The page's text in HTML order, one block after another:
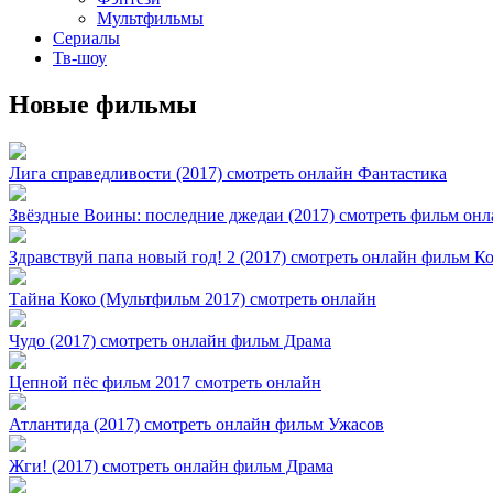
Мультфильмы
Сериалы
Тв-шоу
Новые фильмы
Лига справедливости (2017) смотреть онлайн Фантастика
Звёздные Воины: последние джедаи (2017) смотреть фильм
Здравствуй папа новый год! 2 (2017) смотреть онлайн фильм
Тайна Коко (Мультфильм 2017) смотреть онлайн
Чудо (2017) смотреть онлайн фильм Драма
Цепной пёс фильм 2017 смотреть онлайн
Атлантида (2017) смотреть онлайн фильм Ужасов
Жги! (2017) смотреть онлайн фильм Драма